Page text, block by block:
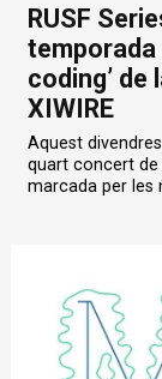
RUSF
temporada
coding’ de
XIWIRE
Aquest
quart concert de
marcada per les